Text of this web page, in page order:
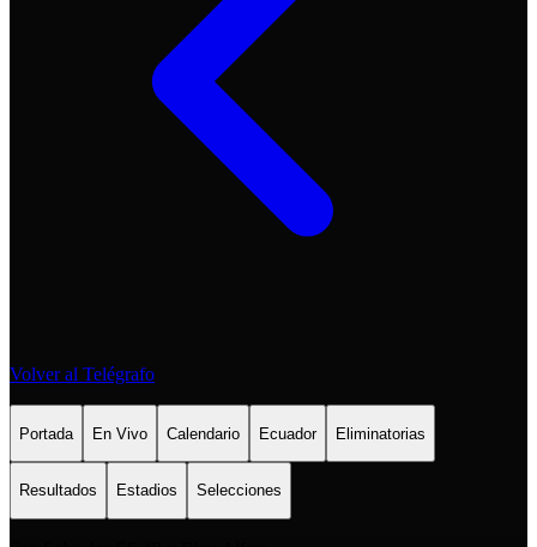
Volver al Telégrafo
Portada En Vivo Calendario Ecuador Eliminatorias
Resultados Estadios Selecciones